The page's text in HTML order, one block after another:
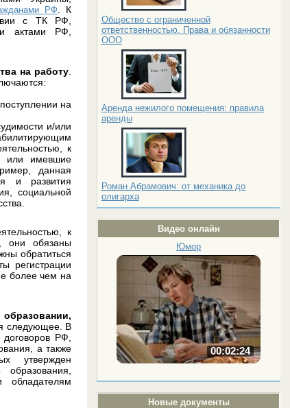
Общество с ограниченной
ответственностью. Права и обязанности
ООО
Аренда нежилого помещения: правила
аренды
Роман Абрамович: от механика до
олигарха
Видео онлайн
Юмор
00:02:24
Новые документы
РФ
. К
с ТК РФ,
актами РФ,
на работу
на
и/или
к
или имевшие
данная
и развития
социальной
к
они обязаны
обратиться
регистрации
более чем на
следующее. В
РФ,
а также
утвержден